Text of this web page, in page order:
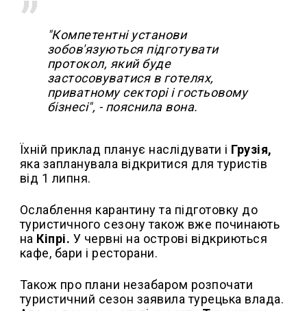
"Компетентні установи
зобов'язуються підготувати
протокол, який буде
застосовуватися в готелях,
приватному секторі і гостьовому
бізнесі", - пояснила вона.
Їхній приклад планує наслідувати і Грузія,
яка запланувала відкритися для туристів
від 1 липня.
Ослаблення карантину та підготовку до
туристичного сезону також вже починають
на Кіпрі. У червні на острові відкриються
кафе, бари і ресторани.
Також про плани незабаром розпочати
туристичний сезон заявила турецька влада.